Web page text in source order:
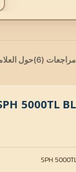
مراجعات (6) حول